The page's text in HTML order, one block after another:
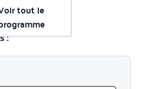
:
base de données statique
tout le